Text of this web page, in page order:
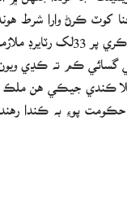
3000ارب سيڪيورٽي جا
ڪم ته ڪڍي ويون
ڪندي جيڪي هن ملڪ جا
پوءِ به ڪندا